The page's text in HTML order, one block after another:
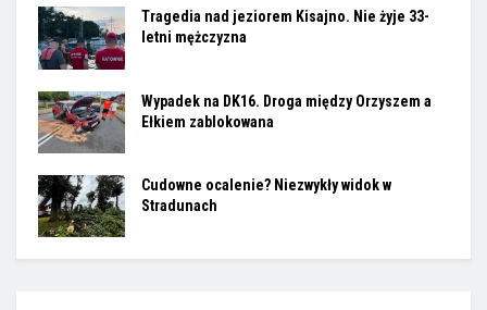
Tragedia nad jeziorem Kisajno. Nie żyje 33-
letni mężczyzna
Wypadek na DK16. Droga między Orzyszem a
Ełkiem zablokowana
Cudowne ocalenie? Niezwykły widok w
Stradunach